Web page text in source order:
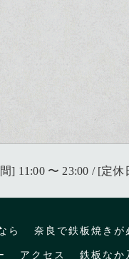
] 11:00 〜 23:00 / [定休
ら 奈良で鉄板焼きが
アクセス 鉄板なか